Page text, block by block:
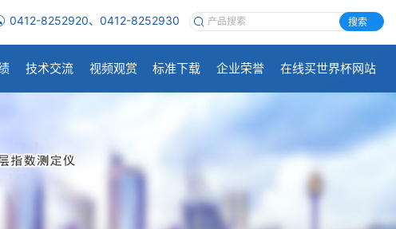
0412-8252920、0412-8252930 搜索
技术交流 视频观赏 标准下载 企业荣誉 在线买世界杯网站